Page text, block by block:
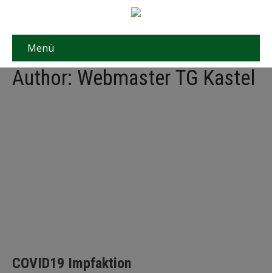
Menü
Author: Webmaster TG Kastel
COVID19 Impfaktion